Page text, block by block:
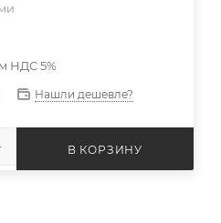
НДС 5%
Нашли дешевле?
В КОРЗИНУ